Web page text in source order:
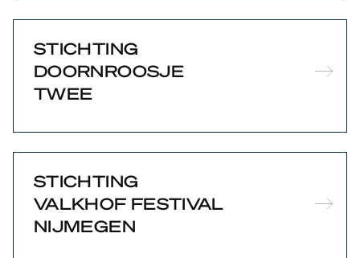
STICHTING
DOORNROOSJE
TWEE
STICHTING
VALKHOF FESTIVAL
NIJMEGEN